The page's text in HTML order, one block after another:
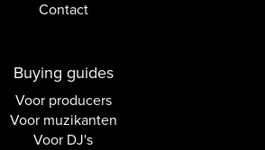
Contact
Buying guides
Voor producers
Voor muzikanten
Voor DJ's